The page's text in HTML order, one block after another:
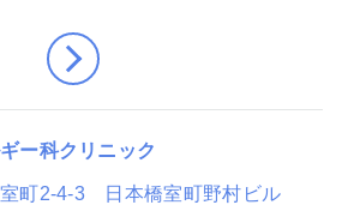
ー科クリニック
町2-4-3 日本橋室町野村ビル